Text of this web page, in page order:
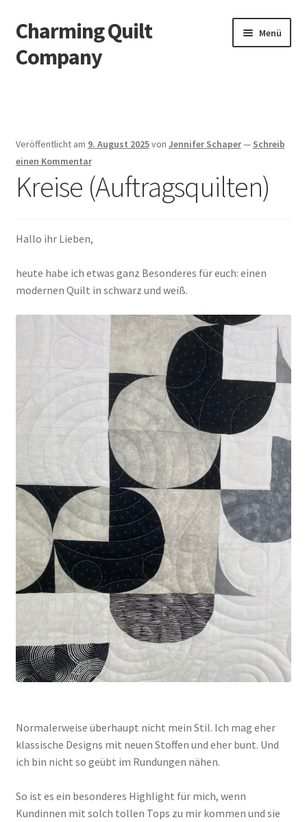
Zur
Navigation
springen
Zum
Inhalt
springen
Charming Quilt
Company
Menü
Blog
Datenschutzbelehrung
Datenschutzerklärung
Impressum
Kasse
Mein Konto
Shop
Versandarten
Warenkorb
Widerrufsbelehrung
Zahlungsarten
Veröffentlicht am 9. August 2025von Jennifer Schaper— Schreib
einen Kommentar
Kreise (Auftragsquilten)
Hallo ihr Lieben,
heute habe ich etwas ganz Besonderes für euch: einen
modernen Quilt in schwarz und weiß.
Normalerweise überhaupt nicht mein Stil. Ich mag eher
klassische Designs mit neuen Stoffen und eher bunt. Und
ich bin nicht so geübt im Rundungen nähen.
So ist es ein besonderes Highlight für mich, wenn
Kundinnen mit solch tollen Tops zu mir kommen und sie